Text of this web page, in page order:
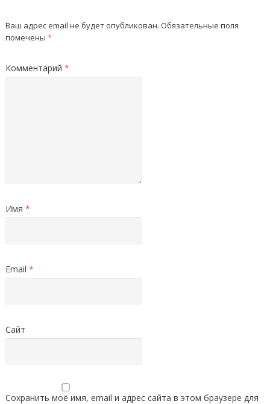
Ваш адрес email не будет опубликован. Обязательные поля
помечены *
Комментарий *
Имя *
Email *
Сайт
Сохранить моё имя, email и адрес сайта в этом браузере для